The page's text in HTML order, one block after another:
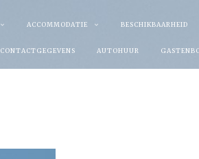
ACCOMMODATIE BESCHIKBAARHEID
CONTACTGEGEVENS AUTOHUUR